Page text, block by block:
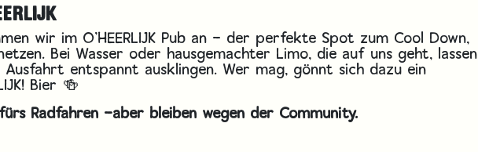
wir im O’HEERLIJK Pub an – der perfekte Spot zum Cool Down,
Bei Wasser oder hausgemachter Limo, die auf uns geht, lassen
Ausfahrt entspannt ausklingen. Wer mag, gönnt sich dazu ein
Bier 🍻
Radfahren –aber bleiben wegen der Community.